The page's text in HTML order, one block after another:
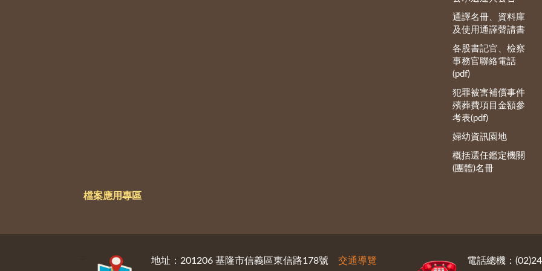
通譯名冊、資料庫
及使用通譯聲請書
各股書記官、檢察
事務官聯絡電話
(pdf)
犯罪被害補償事件
殯葬費項目金額參
考表(pdf)
婦幼資訊園地
概括選任鑑定機關
(團體)名冊
檔案應用專區
地址：201206 基隆市信義區東信路178號 交通導覽 電話總機：